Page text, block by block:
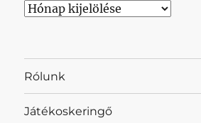
Archívum
Rólunk
Játékoskeringő